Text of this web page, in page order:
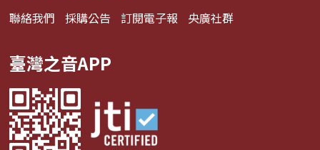
聯絡我們 採購公告 訂閱電子報 央廣社群
臺灣之音APP